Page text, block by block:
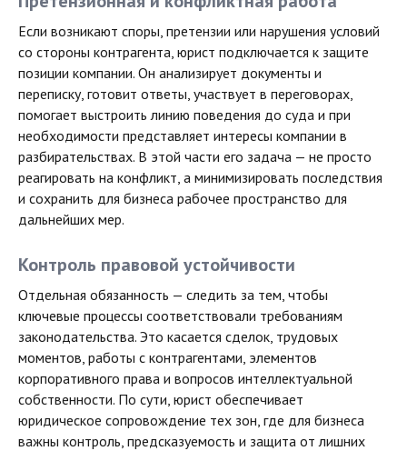
Если возникают споры, претензии или нарушения условий
со стороны контрагента, юрист подключается к защите
позиции компании. Он анализирует документы и
переписку, готовит ответы, участвует в переговорах,
помогает выстроить линию поведения до суда и при
необходимости представляет интересы компании в
разбирательствах. В этой части его задача — не просто
реагировать на конфликт, а минимизировать последствия
и сохранить для бизнеса рабочее пространство для
дальнейших мер.
Контроль правовой устойчивости
Отдельная обязанность — следить за тем, чтобы
ключевые процессы соответствовали требованиям
законодательства. Это касается сделок, трудовых
моментов, работы с контрагентами, элементов
корпоративного права и вопросов интеллектуальной
собственности. По сути, юрист обеспечивает
юридическое сопровождение тех зон, где для бизнеса
важны контроль, предсказуемость и защита от лишних